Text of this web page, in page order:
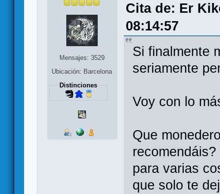
Mensajes: 3529
Ubicación: Barcelona
Distinciones
Cita de: Er
08:14:57
Si finalmente
seriamente
Voy con lo
Que
para varias
que solo te